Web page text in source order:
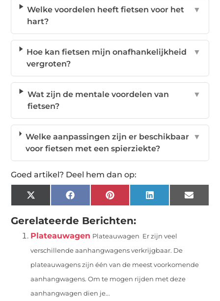
Welke voordelen heeft fietsen voor het
hart?
▼
Hoe kan fietsen mijn onafhankelijkheid
vergroten?
▼
Wat zijn de mentale voordelen van
fietsen?
▼
Welke aanpassingen zijn er beschikbaar
voor fietsen met een spierziekte?
▼
Goed artikel? Deel hem dan op:
X
(Twitter)
FacebookPinterestLinkedIn Email
Gerelateerde Berichten:
Plateauwagen Plateauwagen Er zijn veel
verschillende aanhangwagens verkrijgbaar. De
plateauwagens zijn één van de meest voorkomende
aanhangwagens. Om te mogen rijden met deze
aanhangwagen dien je...